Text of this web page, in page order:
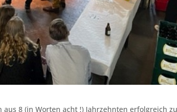
8 (in Worten acht !) Jahrzehnten erfolgreich